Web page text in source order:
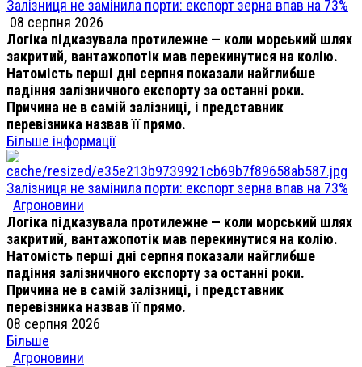
Залізниця не замінила порти: експорт зерна впав на 73%
08 серпня 2026
Логіка підказувала протилежне — коли морський шлях
закритий, вантажопотік мав перекинутися на колію.
Натомість перші дні серпня показали найглибше
падіння залізничного експорту за останні роки.
Причина не в самій залізниці, і представник
перевізника назвав її прямо.
Більше інформації
Залізниця не замінила порти: експорт зерна впав на 73%
Агроновини
Логіка підказувала протилежне — коли морський шлях
закритий, вантажопотік мав перекинутися на колію.
Натомість перші дні серпня показали найглибше
падіння залізничного експорту за останні роки.
Причина не в самій залізниці, і представник
перевізника назвав її прямо.
08 серпня 2026
Більше
Агроновини